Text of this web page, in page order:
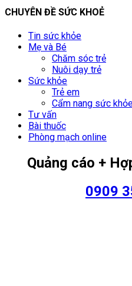
CHUYÊN ĐỀ SỨC KHOẺ
Tin sức khỏe
Mẹ và Bé
Chăm sóc trẻ
Nuôi dạy trẻ
Sức khỏe
Trẻ em
Cẩm nang sức
Tư vấn
Bài thuốc
Phòng mạch online
Quảng cáo +
0909